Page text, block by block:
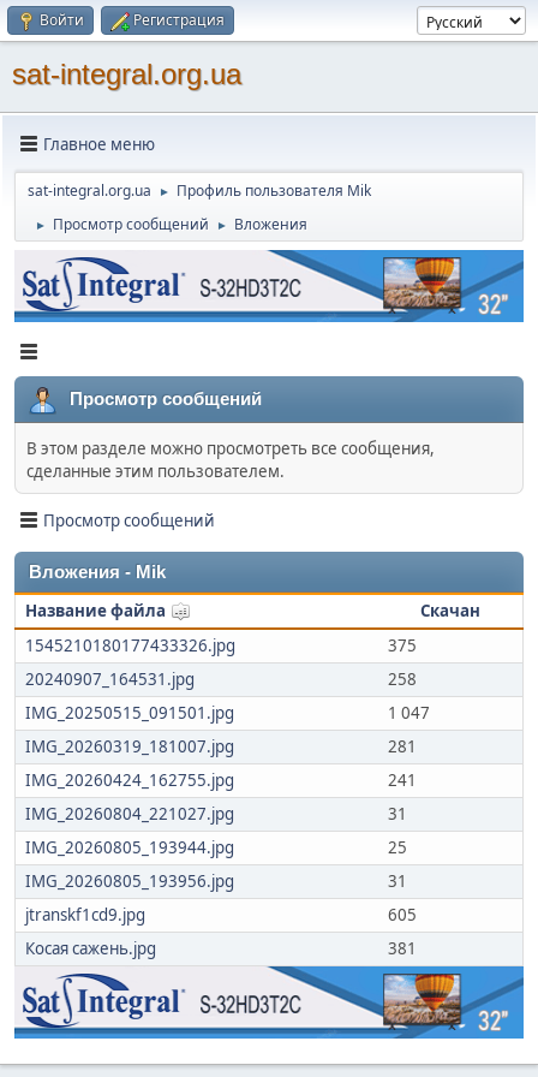
Войти Регистрация
sat-integral.org.ua
Главное меню
sat-integral.org.ua ► Профиль пользователя Mik
► Просмотр сообщений ► Вложения
Просмотр сообщений
В этом разделе можно просмотреть все сообщения,
сделанные этим пользователем.
Просмотр сообщений
Вложения - Mik
Название файла
Скачан
1545210180177433326.jpg
375
20240907_164531.jpg
258
IMG_20250515_091501.jpg
1 047
IMG_20260319_181007.jpg
281
IMG_20260424_162755.jpg
241
IMG_20260804_221027.jpg
31
IMG_20260805_193944.jpg
25
IMG_20260805_193956.jpg
31
jtranskf1cd9.jpg
605
Косая сажень.jpg
381